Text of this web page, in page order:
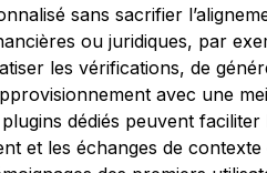
sans sacrifier
ou juridiques, par
les vérifications, de
avec une
dédiés peuvent faciliter
et les échanges de